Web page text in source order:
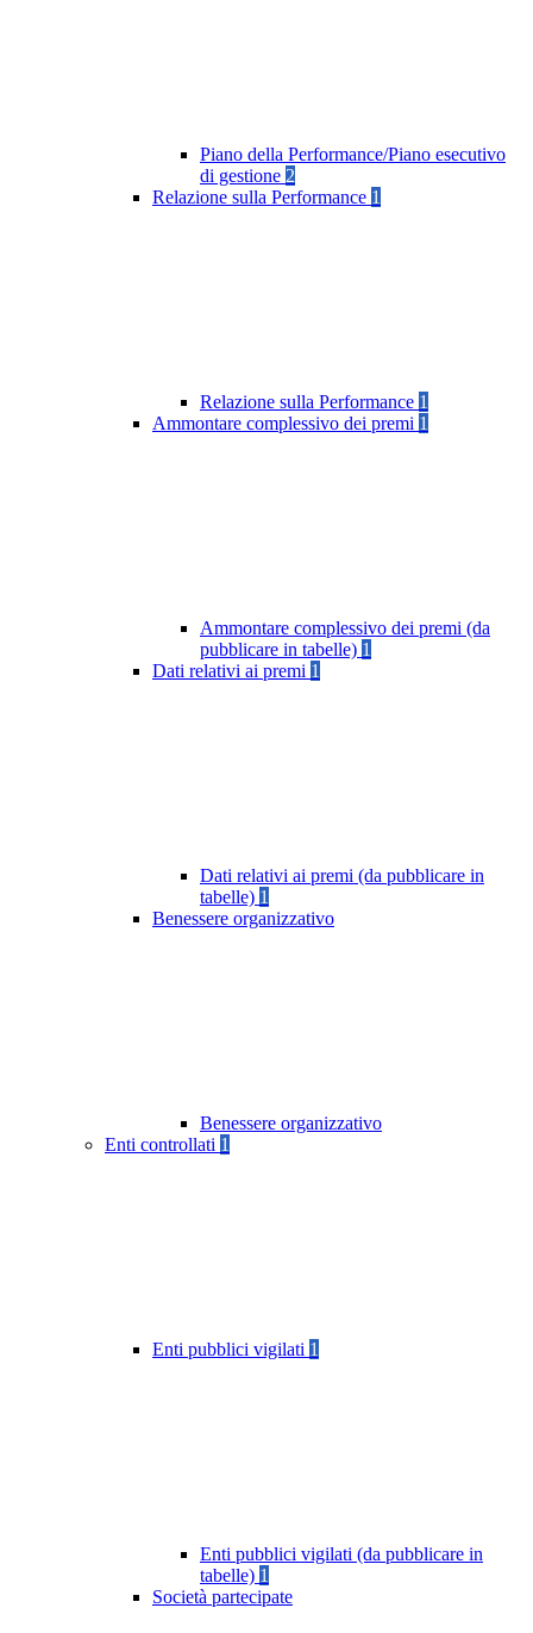
Piano della Performance/Piano esecutivo
di gestione 2
Relazione sulla Performance 1
Relazione sulla Performance 1
Ammontare complessivo dei premi 1
Ammontare complessivo dei premi (da
pubblicare in tabelle) 1
Dati relativi ai premi 1
Dati relativi ai premi (da pubblicare in
tabelle) 1
Benessere organizzativo
Benessere organizzativo
Enti controllati 1
Enti pubblici vigilati 1
Enti pubblici vigilati (da pubblicare in
tabelle) 1
Società partecipate